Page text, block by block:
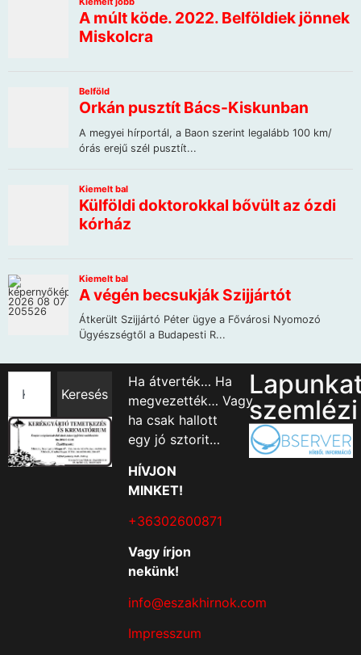
Keresés
Ha átverték… Ha
megvezették… Vagy
ha csak hallott
egy jó sztorit…
HÍVJON
MINKET!
+36302600871
Vagy írjon
nekünk!
info@eszakhirnok.com
Impresszum
szemlézi